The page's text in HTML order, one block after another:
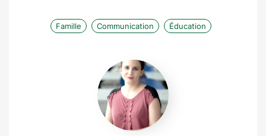
Famille Communication Éducation
Anne
Dupuy